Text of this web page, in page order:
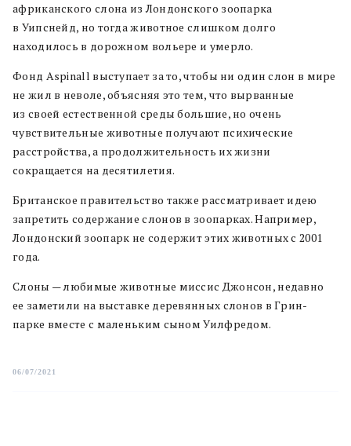
африканского слона из Лондонского зоопарка
в Уипснейд, но тогда животное слишком долго
находилось в дорожном вольере и умерло.
Фонд Aspinall выступает за то, чтобы ни один слон в мире
не жил в неволе, объясняя это тем, что вырванные
из своей естественной среды большие, но очень
чувствительные животные получают психические
расстройства, а продолжительность их жизни
сокращается на десятилетия.
Британское правительство также рассматривает идею
запретить содержание слонов в зоопарках. Например,
Лондонский зоопарк не содержит этих животных с 2001
года.
Слоны — любимые животные миссис Джонсон, недавно
ее заметили на выставке деревянных слонов в Грин-
парке вместе с маленьким сыном Уилфредом.
06/07/2021